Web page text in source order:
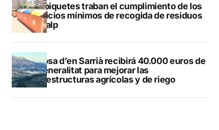
Los piquetes traban el cumplimiento de los
servicios mínimos de recogida de residuos
en Calp
Callosa d’en Sarrià recibirá 40.000 euros de
la Generalitat para mejorar las
infraestructuras agrícolas y de riego